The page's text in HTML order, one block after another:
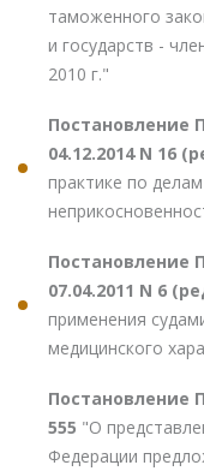
таможенного
и государств -
2010 г."
Постановление
04.12.2014 N 16
практике по
Постановление
07.04.2011 N 6
применения
медицинского
Постановление
555 "О
Федерации